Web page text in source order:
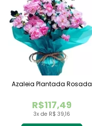
3x de R$ 39,16
R$117,49
Azaleia Plantada Rosada